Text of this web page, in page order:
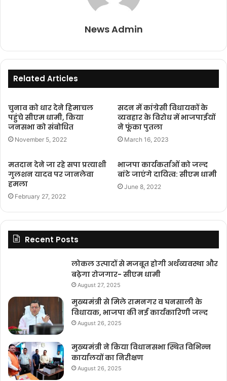
News Admin
Related Articles
चुनाव को धार देने हिमाचल
पहुंचे सीएम धामी, किया
जनसभा को संबोधित
November 5, 2022
सदन में कांग्रेसी विधायकों के
व्यवहार के विरोध में भाजपाईयों
ने फूंका पुतला
March 16, 2023
मतदान देने जा रहे सपा प्रत्याशी
गुलशन यादव पर जानलेवा
हमला
February 27, 2022
भाजपा कार्यकर्ताओं को जल्द
बांटे जाएंगे दायित्व: सीएम धामी
June 8, 2022
Recent Posts
लोकल उत्पादों से मजबूत होगी अर्थव्यवस्था और
बढ़ेगा रोजगार- सीएम धामी
August 27, 2025
मुख्यमंत्री से मिले रामनगर व घनसाली के
विधायक, भाजपा की नई कार्यकारिणी जल्द
August 26, 2025
मुख्यमंत्री ने किया विधानसभा स्थित विभिन्न
कार्यालयों का निरीक्षण
August 26, 2025